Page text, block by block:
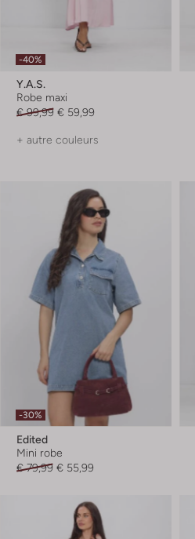
-40%
Y.a.s.
Robe maxi
€ 99,99 € 59,99
+ autre couleurs
-30%
Edited
Mini robe
€ 79,99 € 55,99